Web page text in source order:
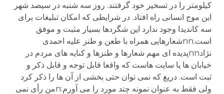
کیلومتر را در تسخیر خود گرفتند. روز سه شنبه در سیصد شهر
این موج انسانی راه افتاد. در شرایطی که امکان تبلیغات برای
سه کاندیدا وجود ندارد این شگردها بسیار مثبت و موفق
است.nnشعارهایی همراه با طعن و طنز علیه احمدی
نژادnnپدیده ای مهم شعارها و طنزها و کنایه های مردم در
خیابان ها یا سایت هاست که واقعا قابل توجه و قابل ذکر و
ثبت است. دریغ که نمی توان حتی بخشی از آن ها را ذکر کرد
ولی فقط به عنوان نمونه چند مورد را می آورم:nمن رأی نمی